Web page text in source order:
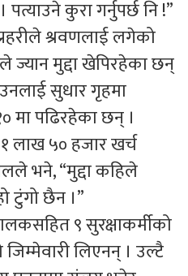
कुरा गर्नुपर्छ नि !”
श्रवणलाई लगेको
ज्यान मुद्दा खेपिरहेका छन्
सुधार गृहमा
मा पढिरहेका छन् ।
१ लाख ५० हजार खर्च
भने, “मुद्दा कहिले
टुंगो छैन ।”
९ सुरक्षाकर्मीको
लिएनन् । उल्टै